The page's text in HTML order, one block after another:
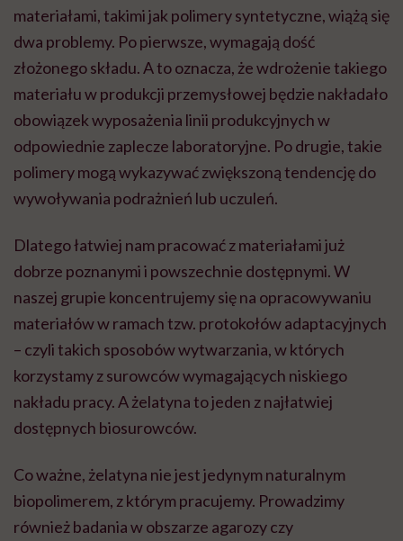
materiałami, takimi jak polimery syntetyczne, wiążą się
dwa problemy. Po pierwsze, wymagają dość
złożonego składu. A to oznacza, że wdrożenie takiego
materiału w produkcji przemysłowej będzie nakładało
obowiązek wyposażenia linii produkcyjnych w
odpowiednie zaplecze laboratoryjne. Po drugie, takie
polimery mogą wykazywać zwiększoną tendencję do
wywoływania podrażnień lub uczuleń.
Dlatego łatwiej nam pracować z materiałami już
dobrze poznanymi i powszechnie dostępnymi. W
naszej grupie koncentrujemy się na opracowywaniu
materiałów w ramach tzw. protokołów adaptacyjnych
– czyli takich sposobów wytwarzania, w których
korzystamy z surowców wymagających niskiego
nakładu pracy. A żelatyna to jeden z najłatwiej
dostępnych biosurowców.
Co ważne, żelatyna nie jest jedynym naturalnym
biopolimerem, z którym pracujemy. Prowadzimy
również badania w obszarze agarozy czy